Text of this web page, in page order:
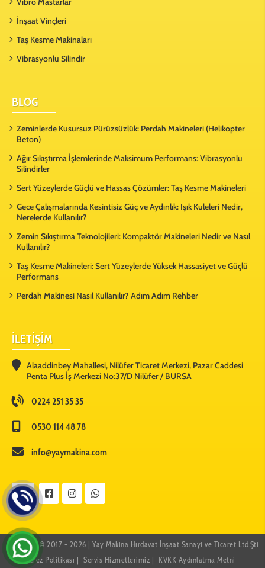
İnşaat Vinçleri
Taş Kesme Makinaları
Vibrasyonlu Silindir
BLOG
Zeminlerde Kusursuz Pürüzsüzlük: Perdah Makineleri (Helikopter
Beton)
Ağır Sıkıştırma İşlemlerinde Maksimum Performans: Vibrasyonlu
Silindirler
Sert Yüzeylerde Güçlü ve Hassas Çözümler: Taş Kesme Makineleri
Gece Çalışmalarında Kesintisiz Güç ve Aydınlık: Işık Kuleleri Nedir,
Nerelerde Kullanılır?
Zemin Sıkıştırma Teknolojileri: Kompaktör Makineleri Nedir ve Nasıl
Kullanılır?
Taş Kesme Makineleri: Sert Yüzeylerde Yüksek Hassasiyet ve Güçlü
Performans
Perdah Makinesi Nasıl Kullanılır? Adım Adım Rehber
İLETİŞİM
Alaaddinbey Mahallesi, Nilüfer Ticaret Merkezi, Pazar Caddesi
Penta Plus İş Merkezi No:37/D Nilüfer / BURSA
0224 251 35 35
0530 114 48 78
info@yaymakina.com
Copyright © 2017 - 2026 | Yay Makina Hırdavat İnşaat Sanayi ve Ticaret Ltd.Şti
Çerez Politikası
Servis Hizmetlerimiz KVKK Aydınlatma Metni